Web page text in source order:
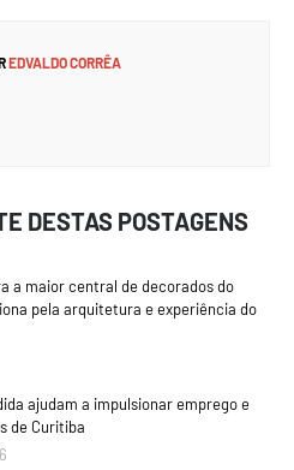
EDVALDO CORRÊA
DESTAS POSTAGENS
a maior central de decorados do
pela arquitetura e experiência do
ajudam a impulsionar emprego e
de Curitiba